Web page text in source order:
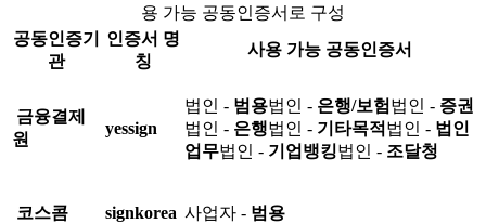
용 가능 공동인증서로 구성
공동인증기
관
인증서 명
칭
사용 가능 공동인증서
금융결제
원
yessign
법인 - 범용법인 - 은행/보험 법인 - 증권
법인 - 은행법인 - 기타목적 법인 - 법인
업무법인 - 기업뱅킹법인 - 조달청
코스콤 signkorea 사업자 - 범용